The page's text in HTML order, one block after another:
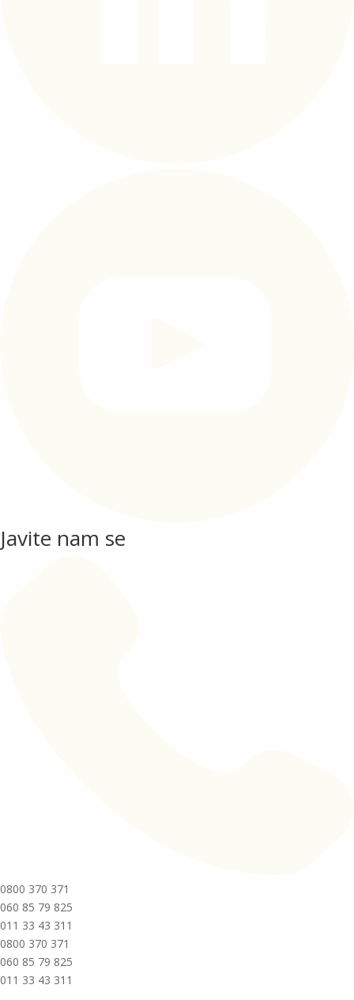
Javite nam se
0800 370 371
060 85 79 825
011 33 43 311
0800 370 371
060 85 79 825
011 33 43 311